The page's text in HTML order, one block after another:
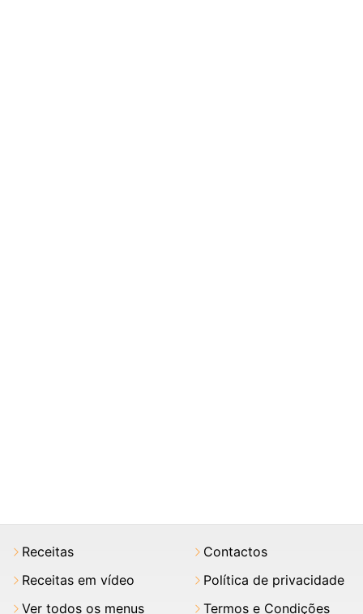
Receitas
Receitas em vídeo
Ver todos os menus
Contactos
Política de privacidade
Termos e Condições